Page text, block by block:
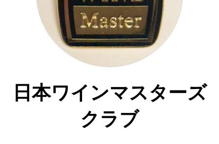
日本ワインマスターズ
クラブ